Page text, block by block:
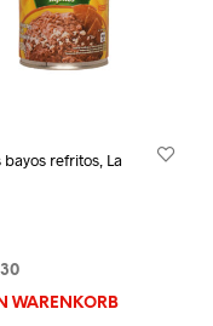
bayos refritos, La
WARENKORB